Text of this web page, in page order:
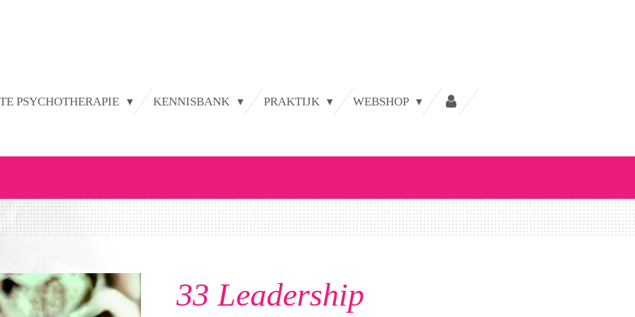
PSYCHOTHERAPIE KENNISBANK PRAKTIJK WEBSHOP
33 Leadership